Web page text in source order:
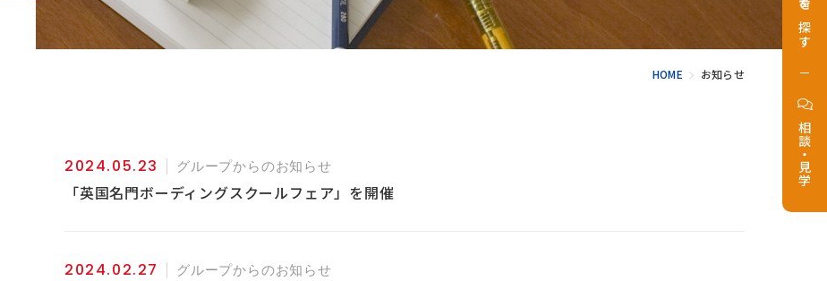
HOME お知らせ
2024.05.23 グループからのお知らせ
「英国名門ボーディングスクールフェア」を開催
2024.02.27 グループからのお知らせ
校舎を探す
相談・見学